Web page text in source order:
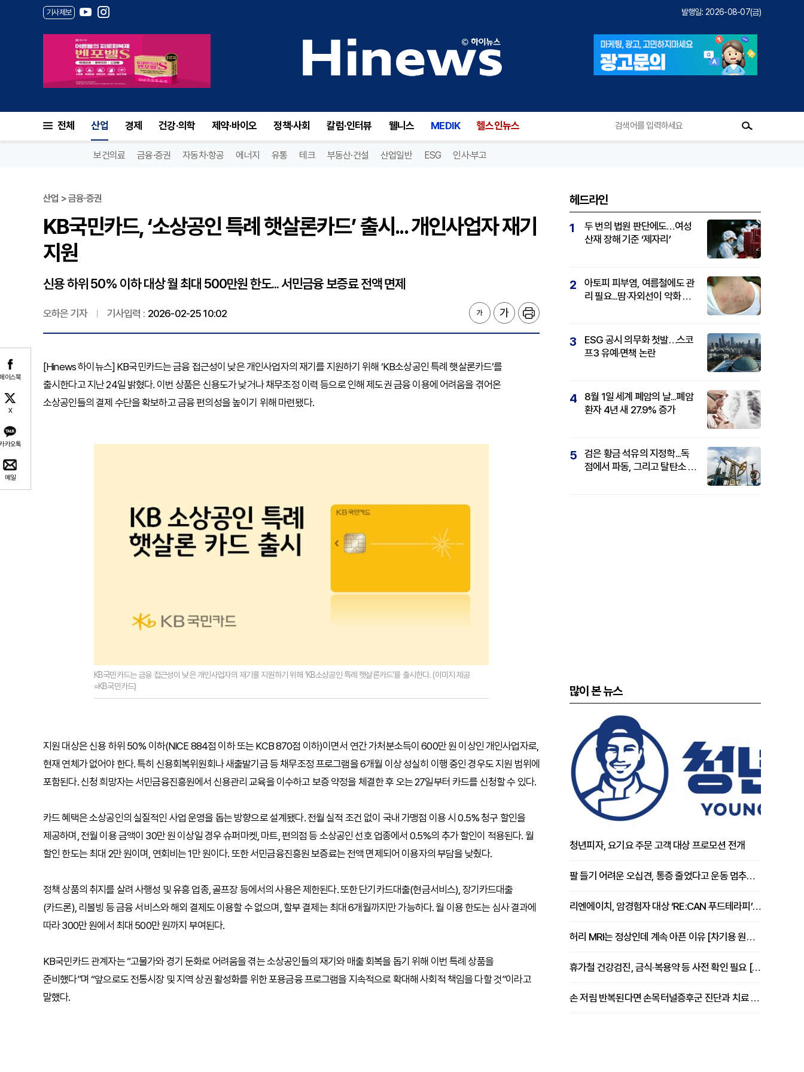
기사제보 발행일: 2026-08-07(금)
전체 산업 경제 건강·의학 제약·바이오 정책·사회 칼럼·인터뷰 웰니스 MEDIK 헬스인뉴스
보건의료 금융·증권 자동차·항공 에너지 유통 테크 부동산·건설 산업일반 ESG 인사·부고
이스북
X
카오톡
메일
산업 > 금융·증권
KB국민카드, ‘소상공인 특례 햇살론카드’ 출시... 개인사업자 재기
지원
신용 하위 50% 이하 대상 월 최대 500만원 한도... 서민금융 보증료 전액 면제
오하은 기자 기사입력 : 2026-02-25 10:02
[Hinews 하이뉴스] KB국민카드는 금융 접근성이 낮은 개인사업자의 재기를 지원하기 위해 ‘KB소상공인 특례 햇살론카드’를
출시한다고 지난 24일 밝혔다. 이번 상품은 신용도가 낮거나 채무조정 이력 등으로 인해 제도권 금융 이용에 어려움을 겪어온
소상공인들의 결제 수단을 확보하고 금융 편의성을 높이기 위해 마련됐다.
KB국민카드는 금융 접근성이 낮은 개인사업자의 재기를 지원하기 위해 ‘KB소상공인 특례 햇살론카드’를 출시한다. (이미지 제공
=KB국민카드)
지원 대상은 신용 하위 50% 이하(NICE 884점 이하 또는 KCB 870점 이하)이면서 연간 가처분소득이 600만 원 이상인 개인사업자로,
현재 연체가 없어야 한다. 특히 신용회복위원회나 새출발기금 등 채무조정 프로그램을 6개월 이상 성실히 이행 중인 경우도 지원 범위에
포함된다. 신청 희망자는 서민금융진흥원에서 신용관리 교육을 이수하고 보증 약정을 체결한 후 오는 27일부터 카드를 신청할 수 있다.
카드 혜택은 소상공인의 실질적인 사업 운영을 돕는 방향으로 설계됐다. 전월 실적 조건 없이 국내 가맹점 이용 시 0.5% 청구 할인을
제공하며, 전월 이용 금액이 30만 원 이상일 경우 슈퍼마켓, 마트, 편의점 등 소상공인 선호 업종에서 0.5%의 추가 할인이 적용된다. 월
할인 한도는 최대 2만 원이며, 연회비는 1만 원이다. 또한 서민금융진흥원 보증료는 전액 면제되어 이용자의 부담을 낮췄다.
정책 상품의 취지를 살려 사행성 및 유흥 업종, 골프장 등에서의 사용은 제한된다. 또한 단기카드대출(현금서비스), 장기카드대출
(카드론), 리볼빙 등 금융 서비스와 해외 결제도 이용할 수 없으며, 할부 결제는 최대 6개월까지만 가능하다. 월 이용 한도는 심사 결과에
따라 300만 원에서 최대 500만 원까지 부여된다.
KB국민카드 관계자는 “고물가와 경기 둔화로 어려움을 겪는 소상공인들의 재기와 매출 회복을 돕기 위해 이번 특례 상품을
준비했다”며 “앞으로도 전통시장 및 지역 상권 활성화를 위한 포용금융 프로그램을 지속적으로 확대해 사회적 책임을 다할 것”이라고
말했다.
헤드라인
1
두 번의 법원 판단에도…여성
산재 장해 기준 ‘제자리’
2
아토피 피부염, 여름철에도 관
리 필요...땀·자외선이 악화 요
3
ESG 공시 의무화 첫발…스코
프3 유예·면책 논란
4
8월 1일 세계 폐암의 날...폐암
환자 4년 새 27.9% 증가
5
검은 황금 석유의 지정학...독
점에서 파동, 그리고 탈탄소 패
많이 본 뉴스
청년피자, 요기요 주문 고객 대상 프로모션 전개
팔 들기 어려운 오십견, 통증 줄었다고 운동 멈추면 안 되는 이유 [이병욱 원장 칼럼]
리엔에이치, 암경험자 대상 ‘RE:CAN 푸드테라피’ 운영
허리 MRI는 정상인데 계속 아픈 이유 [차기용 원장 칼럼]
휴가철 건강검진, 금식·복용약 등 사전 확인 필요 [정도감 원장 칼럼]
손 저림 반복된다면 손목터널증후군 진단과 치료 시기 살펴야 [김동현 원장 칼럼]